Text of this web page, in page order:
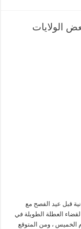
الولايات
قبل عيد الفصح مع
العطلة الطويلة في
الخميس ، ومن المتوقع